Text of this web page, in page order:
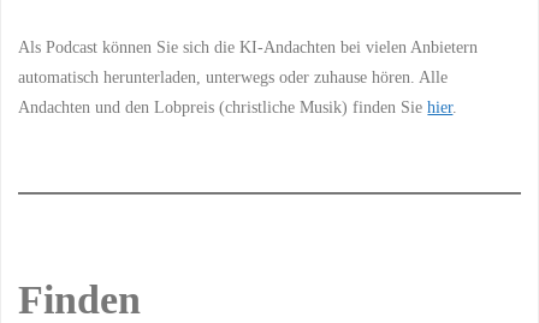
Als Podcast können Sie sich die KI-Andachten bei vielen Anbietern
automatisch herunterladen, unterwegs oder zuhause hören. Alle
Andachten und den Lobpreis (christliche Musik) finden Siehier.
Finden